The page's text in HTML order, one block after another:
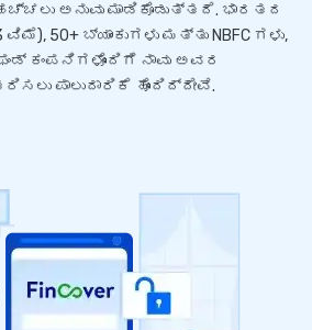
ಅನುವು ಮಾಡಿಕೊಡುತ್ತದೆ. ಭಾರತದ
50+ ಬ್ಯಾಂಕುಗಳು ಮತ್ತು NBFC ಗಳು,
ಕಂಪನಿಗಳೊಂದಿಗೆ ನಾವು ಅವರ
ಪಾಲುದಾರಿಕೆ ಹೊಂದಿದ್ದೇವೆ.